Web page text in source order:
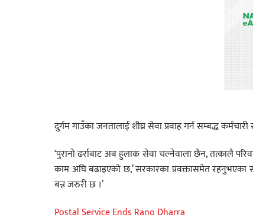
दुर्गम गाउँका जनतालाई शीघ्र सेवा प्रवाह गर्न सम्बद्ध
‘पुरानो ढर्राबाट अब हुलाक सेवा चल्नेवाला छैन, तत्कालै
काम अघि बढाइएको छ,’ सरकारका प्रवक्तासमेत रहनुभएका
बन्न जरुरी छ ।’
Postal Service Ends Rano Dharra